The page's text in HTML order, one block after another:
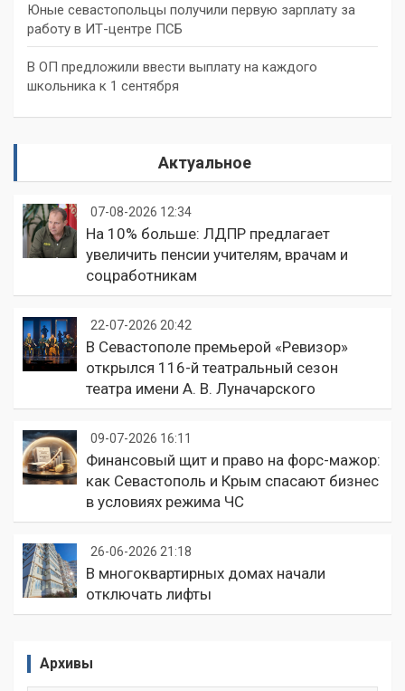
Юные севастопольцы получили первую зарплату за
работу в ИТ-центре ПСБ
В ОП предложили ввести выплату на каждого
школьника к 1 сентября
Актуальное
07-08-2026 12:34
На 10% больше: ЛДПР предлагает
увеличить пенсии учителям, врачам и
соцработникам
22-07-2026 20:42
В Севастополе премьерой «Ревизор»
открылся 116-й театральный сезон
театра имени А. В. Луначарского
09-07-2026 16:11
Финансовый щит и право на форс-мажор:
как Севастополь и Крым спасают бизнес
в условиях режима ЧС
26-06-2026 21:18
В многоквартирных домах начали
отключать лифты
Архивы